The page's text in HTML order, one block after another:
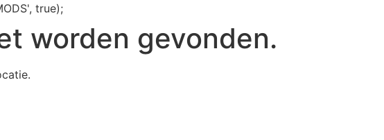
true);
worden gevonden.